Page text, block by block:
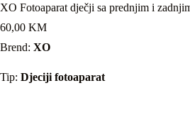
XO Fotoaparat dječji sa prednjim i
60,00 KM
Brend: XO
Tip: Djeciji fotoaparat